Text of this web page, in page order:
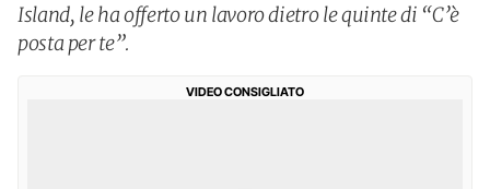
Island, le ha offerto un lavoro dietro le quinte di “C’è
posta per te”.
VIDEO CONSIGLIATO